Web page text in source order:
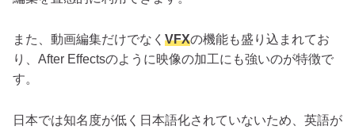
また、動画編集だけでなく VFXの機能も盛り込まれてお
り、After Effectsのように映像の加工にも強いのが特徴で
す。
日本では知名度が低く日本語化されていないため、英語が